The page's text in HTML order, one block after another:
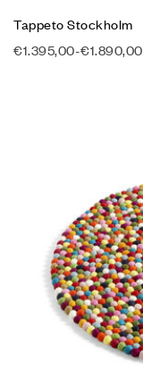
Tappeto Stockholm
€1.395,00-€1.890,00